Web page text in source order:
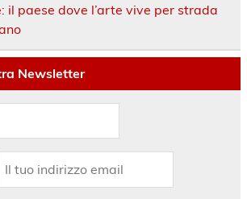
il paese dove l’arte vive per strada
Newsletter